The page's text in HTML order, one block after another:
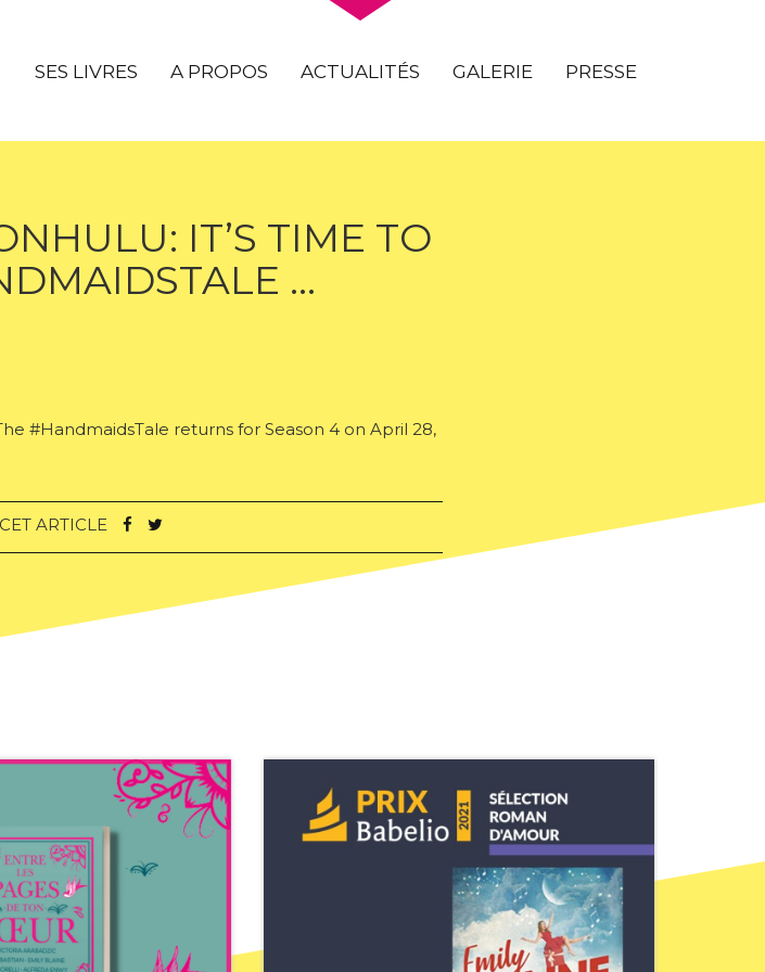
SES LIVRES A PROPOS ACTUALITÉS GALERIE PRESSE
IT’S TIME TO
…
#HandmaidsTale returns for Season 4 on April 28,
ARTICLE